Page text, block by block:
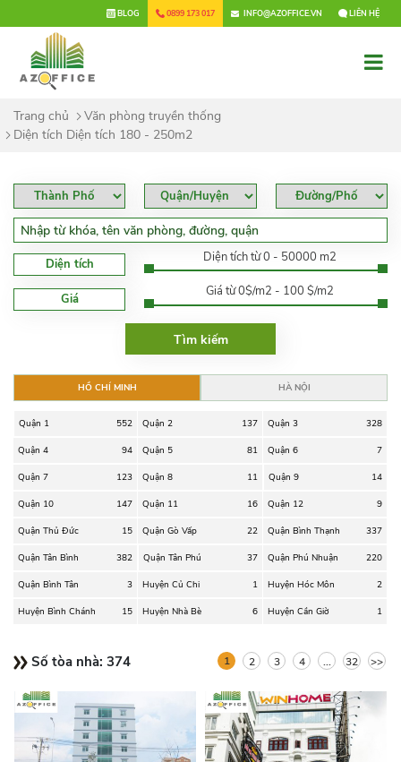
BLOG 0899 173 017 INFO@AZOFFICE.VN LIÊN HỆ×
Trang chủ
Văn phòng truyền thống
Diện tích Diện tích 180 - 250m2
Diện tích Diện tích từ 0 - 50000 m2
Giá Giá từ 0$/m2 - 100 $/m2
HỒ CHÍ MINH HÀ NỘI
Quận 1 552 Quận 2 137 Quận 3 328
Quận 4 94 Quận 5 81 Quận 6 7
Quận 7 123 Quận 8 11 Quận 9 14
Quận 10 147 Quận 11 16 Quận 12 9
Quận Thủ Đức 15 Quận Gò Vấp 22 Quận Bình Thạnh 337
Quận Tân Bình 382 Quận Tân Phú 37 Quận Phú Nhuận 220
Quận Bình Tân 3 Huyện Củ Chi 1 Huyện Hóc Môn 2
Huyện Bình Chánh 15 Huyện Nhà Bè 6 Huyện Cần Giờ 1
Số tòa nhà: 374 1 2 3 4 ... 32 >>